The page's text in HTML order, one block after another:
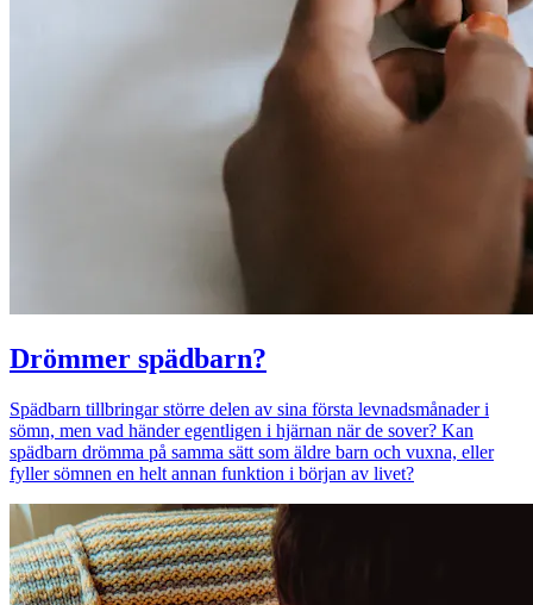
Drömmer spädbarn?
Spädbarn tillbringar större delen av sina första levnadsmånader i
sömn, men vad händer egentligen i hjärnan när de sover? Kan
spädbarn drömma på samma sätt som äldre barn och vuxna, eller
fyller sömnen en helt annan funktion i början av livet?